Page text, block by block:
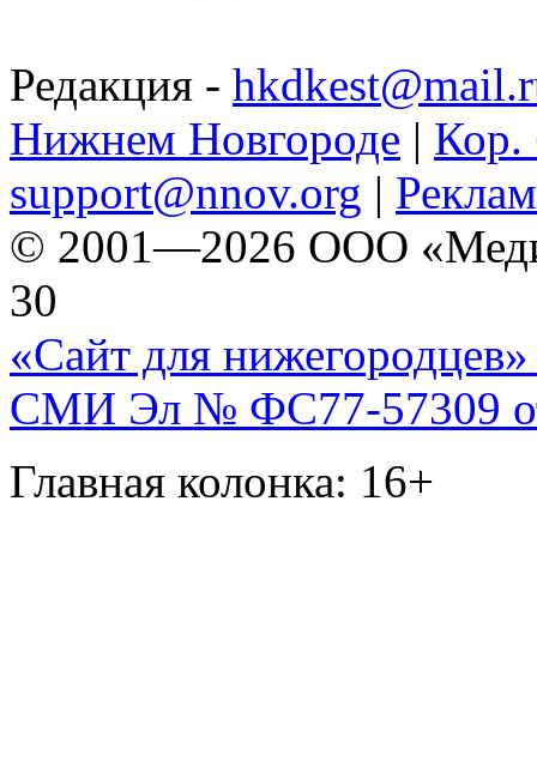
Редакция -
Нижнем Новгороде | Кор.
support@nnov.org |
© 2001—2026 ООО
30
«Сайт для нижегородцев»
СМИ Эл № ФС77-57309
Главная колонка: 16+